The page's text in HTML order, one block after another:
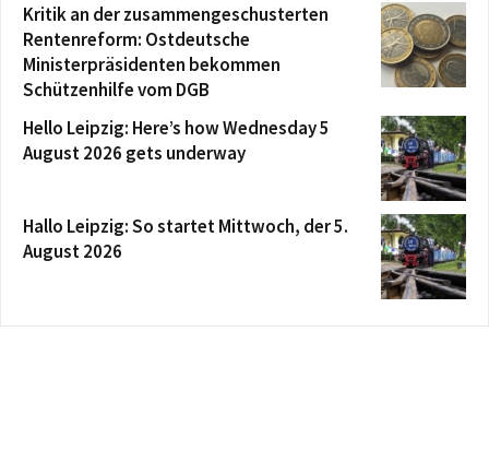
Kritik an der zusammengeschusterten
Rentenreform: Ostdeutsche
Ministerpräsidenten bekommen
Schützenhilfe vom DGB
Hello Leipzig: Here’s how Wednesday 5
August 2026 gets underway
Hallo Leipzig: So startet Mittwoch, der 5.
August 2026